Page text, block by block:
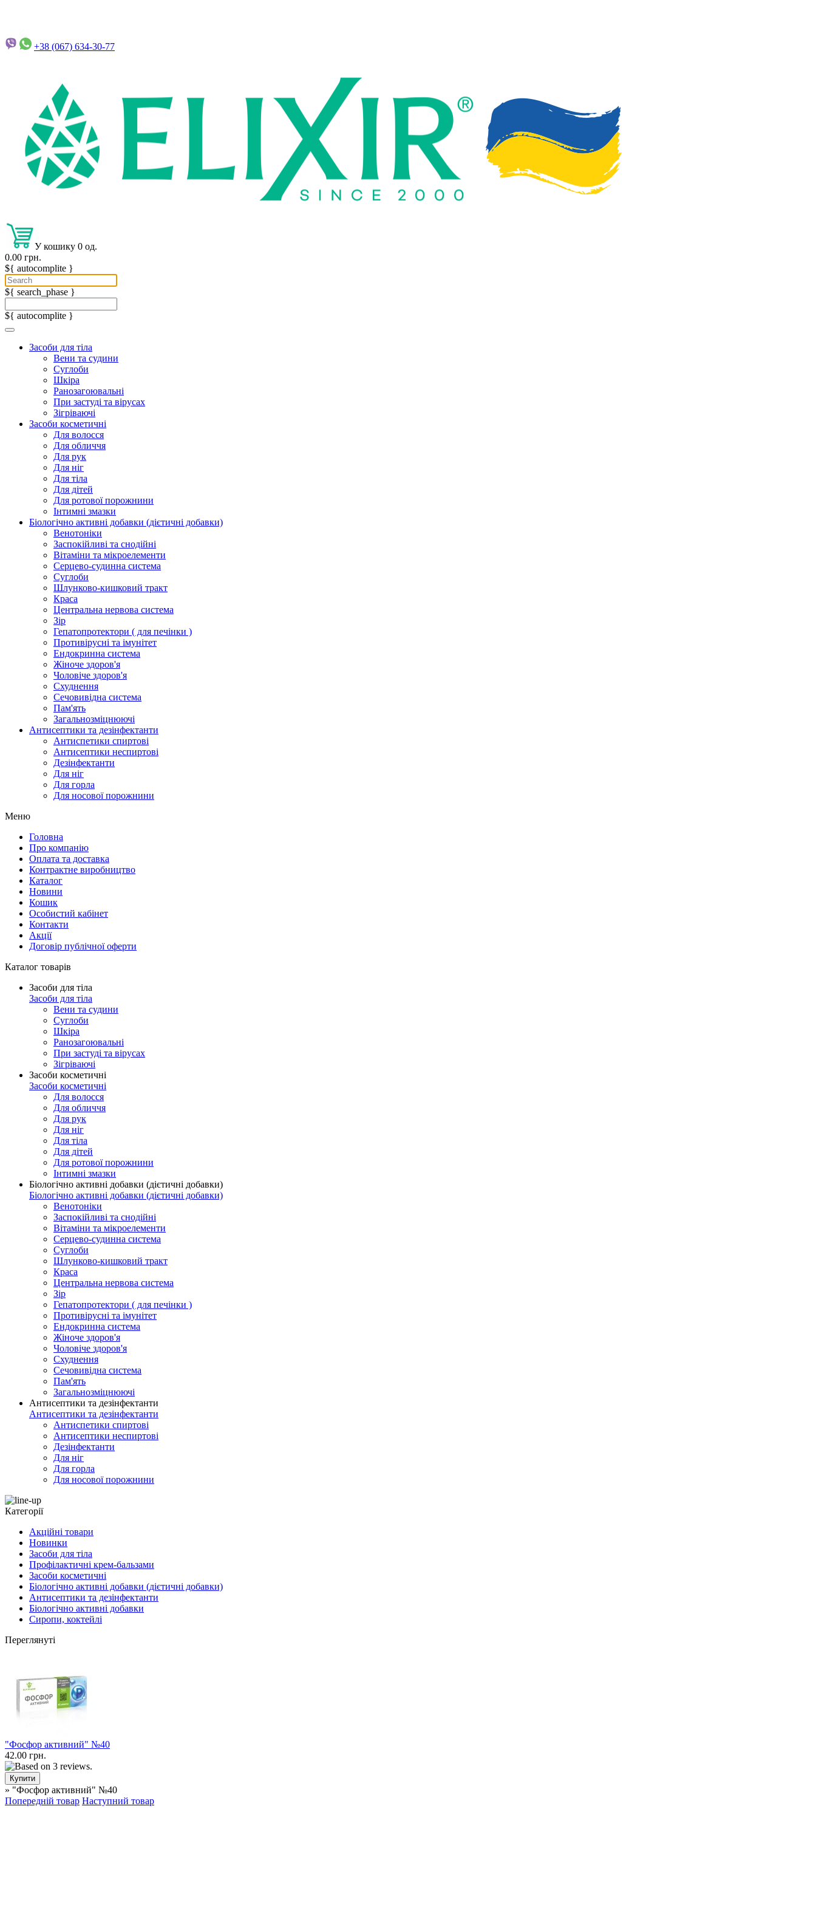
+38 (067) 634-30-77
У кошику 0 од.
0.00 грн.
${ autocomplite }
${ search_phase }
${ autocomplite }
Засоби для тіла
Вени та судини
Суглоби
Шкіра
Ранозагоювальні
При застуді та вірусах
Зігріваючі
Засоби косметичні
Для волосся
Для обличчя
Для рук
Для ніг
Для тіла
Для дітей
Для ротової порожнини
Інтимні змазки
Біологічно активні добавки (дієтичні добавки)
Венотоніки
Заспокійливі та снодійні
Вітаміни та мікроелементи
Серцево-судинна система
Суглоби
Шлунково-кишковий тракт
Краса
Центральна нервова система
Зір
Гепатопротектори ( для печінки )
Противірусні та імунітет
Ендокринна система
Жіноче здоров'я
Чоловіче здоров'я
Схуднення
Сечовивідна система
Пам'ять
Загальнозміцнюючі
Антисептики та дезінфектанти
Антиспетики спиртові
Антисептики неспиртові
Дезінфектанти
Для ніг
Для горла
Для носової порожнини
Меню
Головна
Про компанію
Оплата та доставка
Контрактне виробництво
Каталог
Новини
Кошик
Особистий кабінет
Контакти
Акції
Договір публічної оферти
Каталог товарів
Засоби для тіла
Засоби для тіла
Вени та судини
Суглоби
Шкіра
Ранозагоювальні
При застуді та вірусах
Зігріваючі
Засоби косметичні
Засоби косметичні
Для волосся
Для обличчя
Для рук
Для ніг
Для тіла
Для дітей
Для ротової порожнини
Інтимні змазки
Біологічно активні добавки (дієтичні добавки)
Біологічно активні добавки (дієтичні добавки)
Венотоніки
Заспокійливі та снодійні
Вітаміни та мікроелементи
Серцево-судинна система
Суглоби
Шлунково-кишковий тракт
Краса
Центральна нервова система
Зір
Гепатопротектори ( для печінки )
Противірусні та імунітет
Ендокринна система
Жіноче здоров'я
Чоловіче здоров'я
Схуднення
Сечовивідна система
Пам'ять
Загальнозміцнюючі
Антисептики та дезінфектанти
Антисептики та дезінфектанти
Антиспетики спиртові
Антисептики неспиртові
Дезінфектанти
Для ніг
Для горла
Для носової порожнини
Категорії
Акційні товари
Новинки
Засоби для тіла
Профілактичні крем-бальзами
Засоби косметичні
Біологічно активні добавки (дієтичні добавки)
Антисептики та дезінфектанти
Біологічно активні добавки
Сиропи, коктейлі
Переглянуті
"Фосфор активний" №40
42.00 грн.
» "Фосфор активний" №40
Попередній товар Наступний товар